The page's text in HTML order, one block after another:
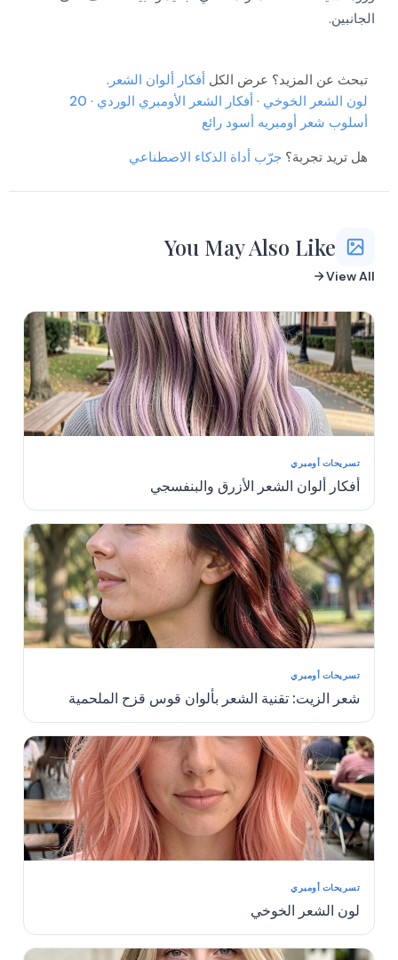
More
More
More
More
More
More
الجانبين.
تبحث عن المزيد؟ عرض الكل أفكار ألوان الشعر .
لون الشعر الخوخي · أفكار الشعر الأومبري الوردي ·
20
أسلوب شعر أومبريه أسود رائع
هل تريد تجربة؟ جرّب أداة الذكاء الاصطناعي
You May Also Like
View All
تسريحات أومبري
أفكار ألوان الشعر الأزرق والبنفسجي
تسريحات أومبري
شعر الزيت: تقنية الشعر بألوان قوس قزح الملحمية
تسريحات أومبري
لون الشعر الخوخي